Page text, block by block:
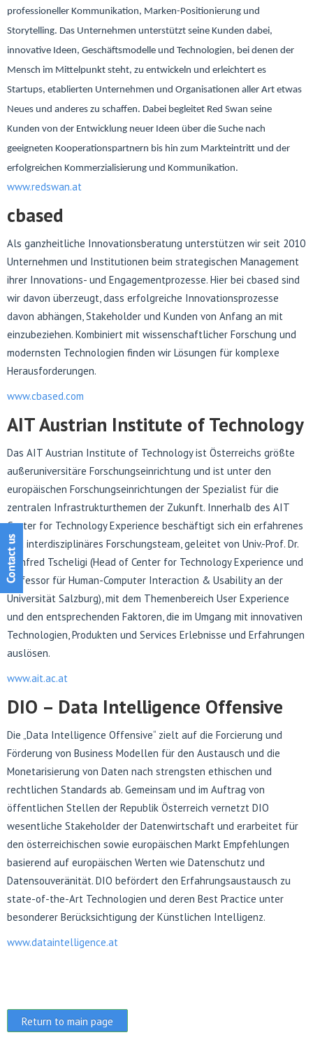
professioneller Kommunikation, Marken-Positionierung und
Storytelling. Das Unternehmen unterstützt seine Kunden dabei,
innovative Ideen, Geschäftsmodelle und Technologien, bei denen der
Mensch im Mittelpunkt steht, zu entwickeln und erleichtert es
Startups, etablierten Unternehmen und Organisationen aller Art etwas
Neues und anderes zu schaffen. Dabei begleitet Red Swan seine
Kunden von der Entwicklung neuer Ideen über die Suche nach
geeigneten Kooperationspartnern bis hin zum Markteintritt und der
erfolgreichen Kommerzialisierung und Kommunikation.
www.redswan.at
cbased
Als ganzheitliche Innovationsberatung unterstützen wir seit 2010
Unternehmen und Institutionen beim strategischen Management
ihrer Innovations- und Engagementprozesse. Hier bei cbased sind
wir davon überzeugt, dass erfolgreiche Innovationsprozesse
davon abhängen, Stakeholder und Kunden von Anfang an mit
einzubeziehen. Kombiniert mit wissenschaftlicher Forschung und
modernsten Technologien finden wir Lösungen für komplexe
Herausforderungen.
www.cbased.com
AIT Austrian Institute of Technology
Das AIT Austrian Institute of Technology ist Österreichs größte
außeruniversitäre Forschungseinrichtung und ist unter den
europäischen Forschungseinrichtungen der Spezialist für die
zentralen Infrastrukturthemen der Zukunft. Innerhalb des AIT
Center for Technology Experience beschäftigt sich ein erfahrenes
und interdisziplinäres Forschungsteam, geleitet von Univ.-Prof. Dr.
Manfred Tscheligi (Head of Center for Technology Experience und
Professor für Human-Computer Interaction & Usability an der
Universität Salzburg), mit dem Themenbereich User Experience
und den entsprechenden Faktoren, die im Umgang mit innovativen
Technologien, Produkten und Services Erlebnisse und Erfahrungen
auslösen.
www.ait.ac.at
DIO – Data Intelligence Offensive
Die „Data Intelligence Offensive“ zielt auf die Forcierung und
Förderung von Business Modellen für den Austausch und die
Monetarisierung von Daten nach strengsten ethischen und
rechtlichen Standards ab. Gemeinsam und im Auftrag von
öffentlichen Stellen der Republik Österreich vernetzt DIO
wesentliche Stakeholder der Datenwirtschaft und erarbeitet für
den österreichischen sowie europäischen Markt Empfehlungen
basierend auf europäischen Werten wie Datenschutz und
Datensouveränität. DIO befördert den Erfahrungsaustausch zu
state-of-the-Art Technologien und deren Best Practice unter
besonderer Berücksichtigung der Künstlichen Intelligenz.
www.dataintelligence.at
Return to main page